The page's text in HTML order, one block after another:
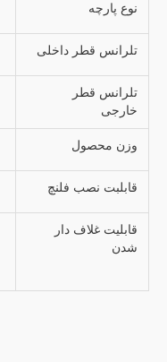
نوع پارچه
تلرانس قطر داخلی
تلرانس قطر
خارجی
وزن محصول
قابلبت نصب فلنچ
قابلیت غلاف دار
شدن